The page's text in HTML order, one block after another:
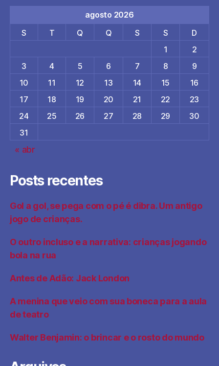
agosto 2026
S
T Q Q S S
D
1
2
3
4 5 6 7 8
9
10
11 12 13 14 15
16
17
18 19 20 21 22
23
24
25 26 27 28 29
30
31
« abr
Posts recentes
Gol a gol, se pega com o pé é dibra. Um antigo
jogo de crianças.
O outro incluso e a narrativa: crianças jogando
bola na rua
Antes de Adão: Jack London
A menina que veio com sua boneca para a aula
de teatro
Walter Benjamin: o brincar e o rosto do mundo